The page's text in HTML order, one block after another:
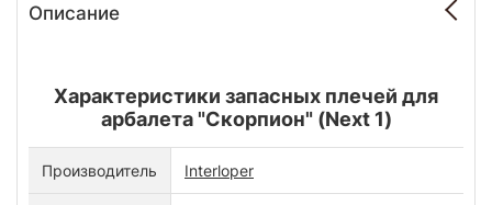
Описание
Характеристики запасных плечей для
арбалета "Скорпион" (Next 1)
Производитель Interloper